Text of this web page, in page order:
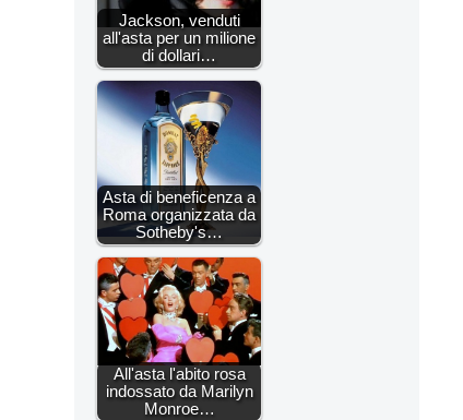
Jackson, venduti
all'asta per un milione
di dollari…
Asta di beneficenza a
Roma organizzata da
Sotheby's…
All'asta l'abito rosa
indossato da Marilyn
Monroe…